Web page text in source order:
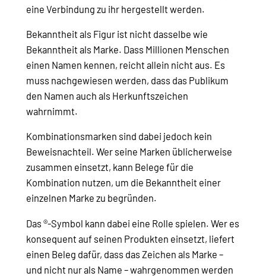
eine Verbindung zu ihr hergestellt werden.
Bekanntheit als Figur ist nicht dasselbe wie
Bekanntheit als Marke. Dass Millionen Menschen
einen Namen kennen, reicht allein nicht aus. Es
muss nachgewiesen werden, dass das Publikum
den Namen auch als Herkunftszeichen
wahrnimmt.
Kombinationsmarken sind dabei jedoch kein
Beweisnachteil. Wer seine Marken üblicherweise
zusammen einsetzt, kann Belege für die
Kombination nutzen, um die Bekanntheit einer
einzelnen Marke zu begründen.
Das ®-Symbol kann dabei eine Rolle spielen. Wer es
konsequent auf seinen Produkten einsetzt, liefert
einen Beleg dafür, dass das Zeichen als Marke –
und nicht nur als Name – wahrgenommen werden